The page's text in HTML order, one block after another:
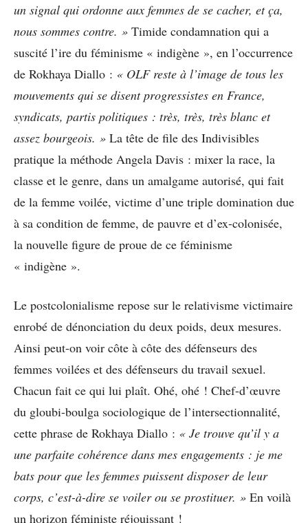
un signal qui ordonne aux femmes de se cacher, et ça,
nous sommes contre. » Timide condamnation qui a
suscité l’ire du féminisme « indigène », en l’occurrence
de Rokhaya Diallo : « OLF reste à l’image de tous les
mouvements qui se disent progressistes en France,
syndicats, partis politiques : très, très, très blanc et
assez bourgeois. » La tête de file des Indivisibles
pratique la méthode Angela Davis : mixer la race, la
classe et le genre, dans un amalgame autorisé, qui fait
de la femme voilée, victime d’une triple domination due
à sa condition de femme, de pauvre et d’ex-colonisée,
la nouvelle figure de proue de ce féminisme
« indigène ».
Le postcolonialisme repose sur le relativisme victimaire
enrobé de dénonciation du deux poids, deux mesures.
Ainsi peut-on voir côte à côte des défenseurs des
femmes voilées et des défenseurs du travail sexuel.
Chacun fait ce qui lui plaît. Ohé, ohé ! Chef-d’œuvre
du gloubi-boulga sociologique de l’intersectionnalité,
cette phrase de Rokhaya Diallo : « Je trouve qu’il y a
une parfaite cohérence dans mes engagements : je me
bats pour que les femmes puissent disposer de leur
corps, c’est-à-dire se voiler ou se prostituer. » En voilà
un horizon féministe réjouissant !